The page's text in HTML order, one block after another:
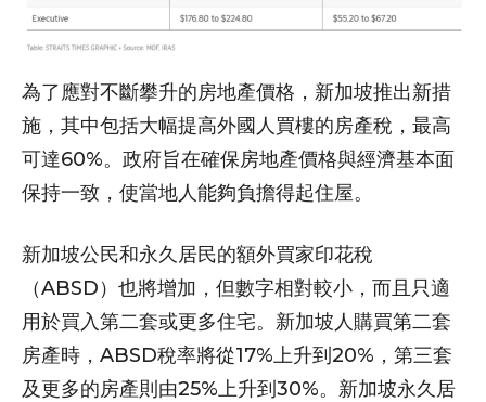
為了應對不斷攀升的房地產價格，新加坡推出新措
施，其中包括大幅提高外國人買樓的房產稅，最高
可達60%。政府旨在確保房地產價格與經濟基本面
保持一致，使當地人能夠負擔得起住屋。
新加坡公民和永久居民的額外買家印花稅
（ABSD）也將增加，但數字相對較小，而且只適
用於買入第二套或更多住宅。新加坡人購買第二套
房產時，ABSD稅率將從17%上升到20%，第三套
及更多的房產則由25%上升到30%。新加坡永久居